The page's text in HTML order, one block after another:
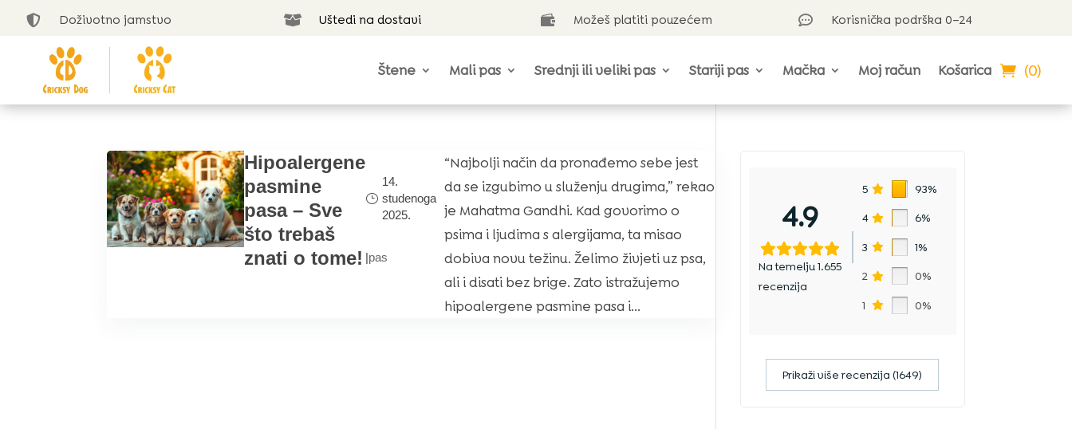
 Doživotno jamstvo  Uštedi na dostavi  Možeš platiti pouzećem  Korisnička podrška 0–24
Štene Mali pas Srednji ili veliki pas Stariji pas Mačka Moj račun Košarica (0)
Hipoalergene
pasmine
pasa – Sve
što trebaš
znati o tome!
14.
studenoga
2025.
|pas
“Najbolji način da pronađemo sebe jest
da se izgubimo u služenju drugima,” rekao
je Mahatma Gandhi. Kad govorimo o
psima i ljudima s alergijama, ta misao
dobiva novu težinu. Želimo živjeti uz psa,
ali i disati bez brige. Zato istražujemo
hipoalergene pasmine pasa i...
4.9
Na temelju 1.655
recenzija
5 93%
4 6%
3 1%
2 0%
1 0%
Prikaži više recenzija (1649)